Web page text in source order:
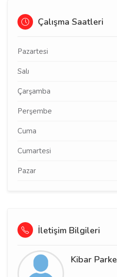
Çalışma Saatleri
Pazartesi
Salı
Çarşamba
Perşembe
Cuma
Cumartesi
Pazar
İletişim Bilgileri
Kibar Parke